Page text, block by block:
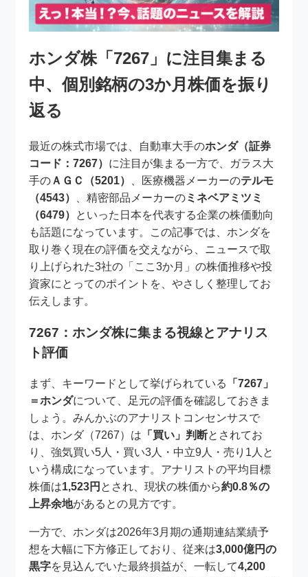
ホンダ株「7267」に注目集まる
中、個別銘柄の3か月株価を振り
返る
最近の株式市場では、自動車大手のホンダ（証券
コード：7267） に注目が集まる一方で、ガラス大
手の ＡＧＣ（5201） 、医療機器メーカーのテルモ
（4543）
、精密部品メーカーのミネベアミツミ
（6479） といった日本を代表する企業の株価動向
も話題になっています。この記事では、ホンダを
取り巻く現在の評価を交えながら、ニュースで取
り上げられた3社の「ここ3か月」の株価推移や投
資家にとってのポイントを、やさしく整理してお
伝えします。
7267：ホンダ株に集まる視線とアナリス
ト評価
まず、キーワードとして挙げられている
「7267」
＝ホンダについて、足元の評価を確認しておきま
しょう。みんかぶのアナリストコンセンサスで
は、ホンダ（7267）は 「買い」判断とされてお
り、強気買い5人・買い3人・中立9人・売り1人と
いう構成になっています。アナリストの平均目標
株価は1,523円 とされ、現状の株価から約0.8％の
上昇余地があるとの見方です。
一方で、ホンダは2026年3月期の通期連結業績予
想を大幅に下方修正しており、従来は3,000億円の
黒字を見込んでいた最終損益が、一転して4,200